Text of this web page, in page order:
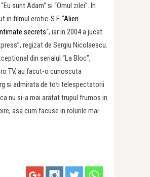
sunt Adam” si “Omul zilei”. In
in filmul erotic-S.F. “Alien
secrets“, iar in 2004 a jucat
regizat de Sergiu Nicolaescu.
din serialul “La Bloc”,
TV, au facut-o cunoscuta
si admirata de toti telespectatorii
nu si-a mai aratat trupul frumos in
asa cum facuse in rolurile mai